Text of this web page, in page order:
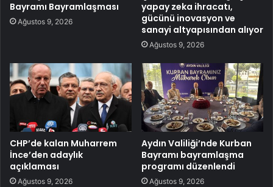
Bayramı Bayramlaşması
Ağustos 9, 2026
yapay zeka ihracatı,
gücünü inovasyon ve
sanayi altyapısından alıyor
Ağustos 9, 2026
CHP’de kalan Muharrem
İnce’den adaylık
açıklaması
Ağustos 9, 2026
Aydın Valiliği’nde Kurban
Bayramı bayramlaşma
programı düzenlendi
Ağustos 9, 2026